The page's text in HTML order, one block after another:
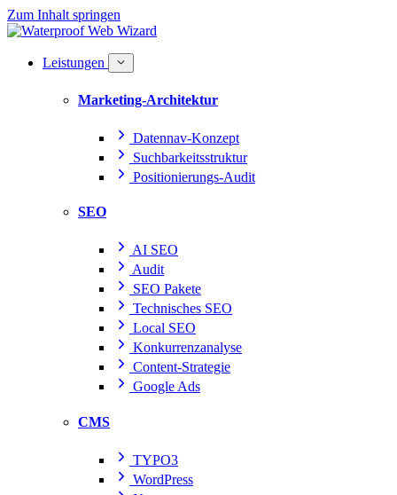
Zum Inhalt springen
Leistungen
Marketing-Architektur
Datennav-Konzept
Suchbarkeitsstruktur
Positionierungs-Audit
SEO
AI SEO
Audit
SEO Pakete
Technisches SEO
Local SEO
Konkurrenzanalyse
Content-Strategie
Google Ads
CMS
TYPO3
WordPress